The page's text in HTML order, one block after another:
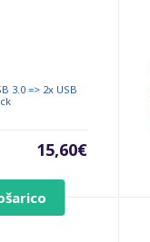
3.0 => 2x USB
15,60€